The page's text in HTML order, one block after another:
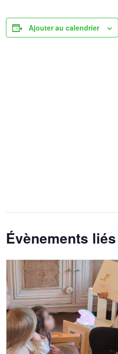
Ajouter au calendrier
Évènements liés